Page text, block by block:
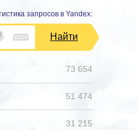
Найти
запросов в Yandex:
73 654
51 474
31 215